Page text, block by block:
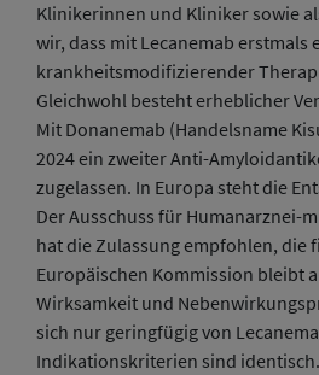
Klinikerinnen und Kliniker sowie
wir, dass mit Lecanemab erstmals
krankheitsmodifizierender
Gleichwohl besteht erheblicher
Mit Donanemab (Handelsname
2024 ein zweiter Anti-
zugelassen. In Europa steht die
Der Ausschuss für Humanarznei-
hat die Zulassung empfohlen, die
Europäischen Kommission bleibt
Wirksamkeit und
sich nur geringfügig von
Indikationskriterien sind